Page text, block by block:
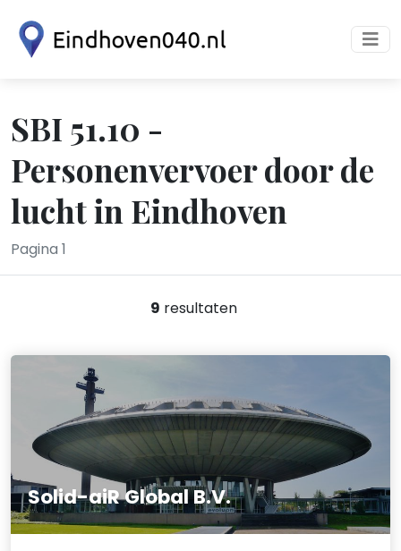
SBI 51.10 -
Personenvervoer door de
lucht in Eindhoven
Pagina 1
9 resultaten
Solid-aiR Global B.V.